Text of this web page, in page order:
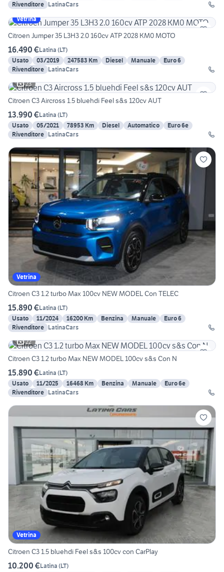
Rivenditore LatinaCars
Vetrina
Citroen Jumper 35 L3H3 2.0 160cv ATP 2028 KM0 MOTO
16.490 €Latina (LT)
Usato
03/2019 247583 Km Diesel Manuale
Euro 6
Rivenditore LatinaCars
23
Citroen C3 Aircross 1.5 bluehdi Feel s&s 120cv AUT
13.990 €Latina (LT)
Usato
05/2021 78953 Km Diesel Automatico
Euro 6e
Rivenditore LatinaCars
Vetrina
Citroen C3 1.2 turbo Max 100cv NEW MODEL Con TELEC
15.890 €Latina (LT)
Usato
11/2024 16200 Km Benzina Manuale
Euro 6
Rivenditore LatinaCars
22
Citroen C3 1.2 turbo Max NEW MODEL 100cv s&s Con N
15.890 €Latina (LT)
Usato
11/2025 16468 Km Benzina Manuale
Euro 6e
Rivenditore LatinaCars
Vetrina
Citroen C3 1.5 bluehdi Feel s&s 100cv con CarPlay
10.200 €Latina (LT)